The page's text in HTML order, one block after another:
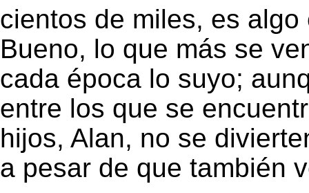
cientos de miles, es
Bueno, lo que más se
cada época lo suyo;
entre los que se
hijos, Alan, no se
a pesar de que también